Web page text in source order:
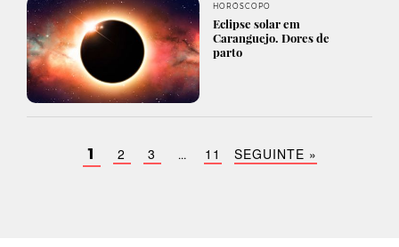
HORÓSCOPO
Eclipse solar em
Caranguejo. Dores de
parto
1 2 3 … 11 SEGUINTE »